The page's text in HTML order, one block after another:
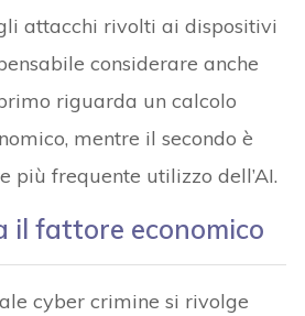
attacchi rivolti ai dispositivi
considerare anche
riguarda un calcolo
mentre il secondo è
più frequente utilizzo dell’AI.
il fattore economico
cyber crimine si rivolge